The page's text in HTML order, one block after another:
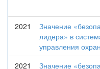
2021
Значение
лидера» в
управления
2021
Значение